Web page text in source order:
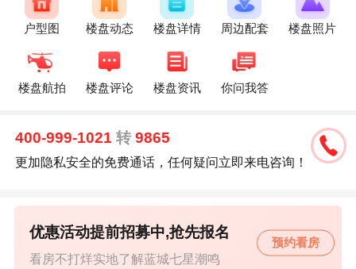
户型图 楼盘动态 楼盘详情 周边配套 楼盘照片
楼盘航拍 楼盘评论 楼盘资讯 你问我答
400-999-1021转 9865
更加隐私安全的免费通话，任何疑问立即来电咨询！
看房不打烊实地了解蓝城七星潮鸣
优惠活动提前招募中,抢先报名
预约看房